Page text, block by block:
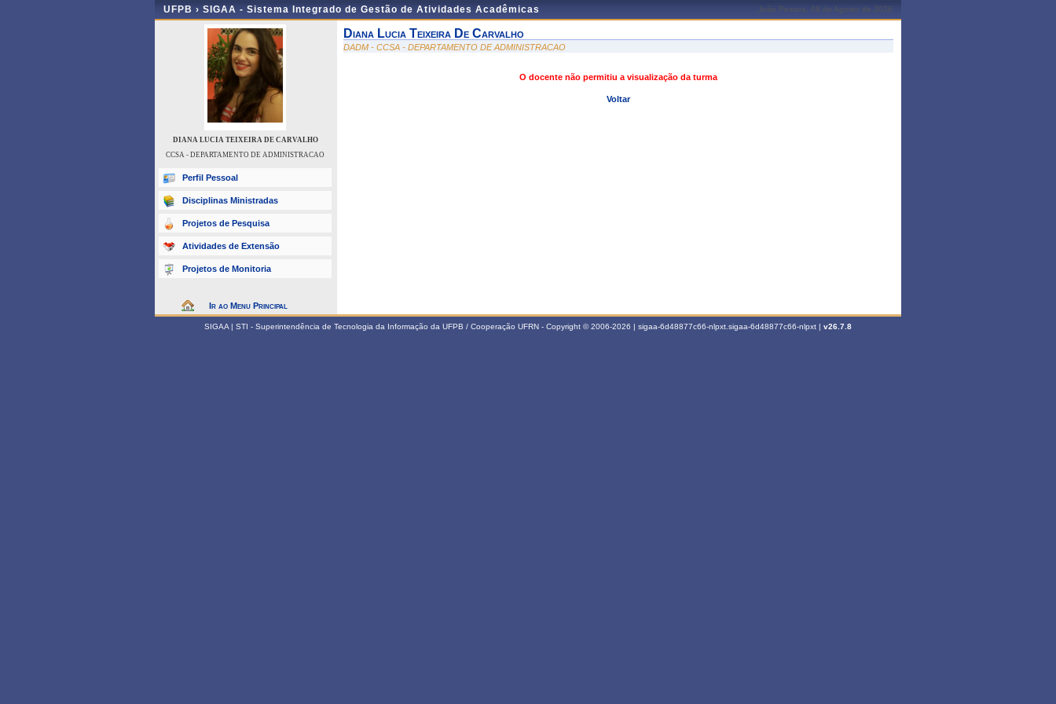
UFPB › SIGAA - Sistema Integrado de Gestão de Atividades Acadêmicas João Pessoa, 08 de Agosto de 2026
DIANA LUCIA TEIXEIRA DE CARVALHO
CCSA - DEPARTAMENTO DE ADMINISTRACAO
Perfil Pessoal
Disciplinas Ministradas
Projetos de Pesquisa
Atividades de Extensão
Projetos de Monitoria
Ir ao Menu Principal
Diana Lucia Teixeira De Carvalho
DADM - CCSA - DEPARTAMENTO DE ADMINISTRACAO
O docente não permitiu a visualização da turma
Voltar
SIGAA | STI - Superintendência de Tecnologia da Informação da UFPB / Cooperação UFRN - Copyright © 2006-2026 | sigaa-6d48877c66-nlpxt.sigaa-6d48877c66-nlpxt | v26.7.8